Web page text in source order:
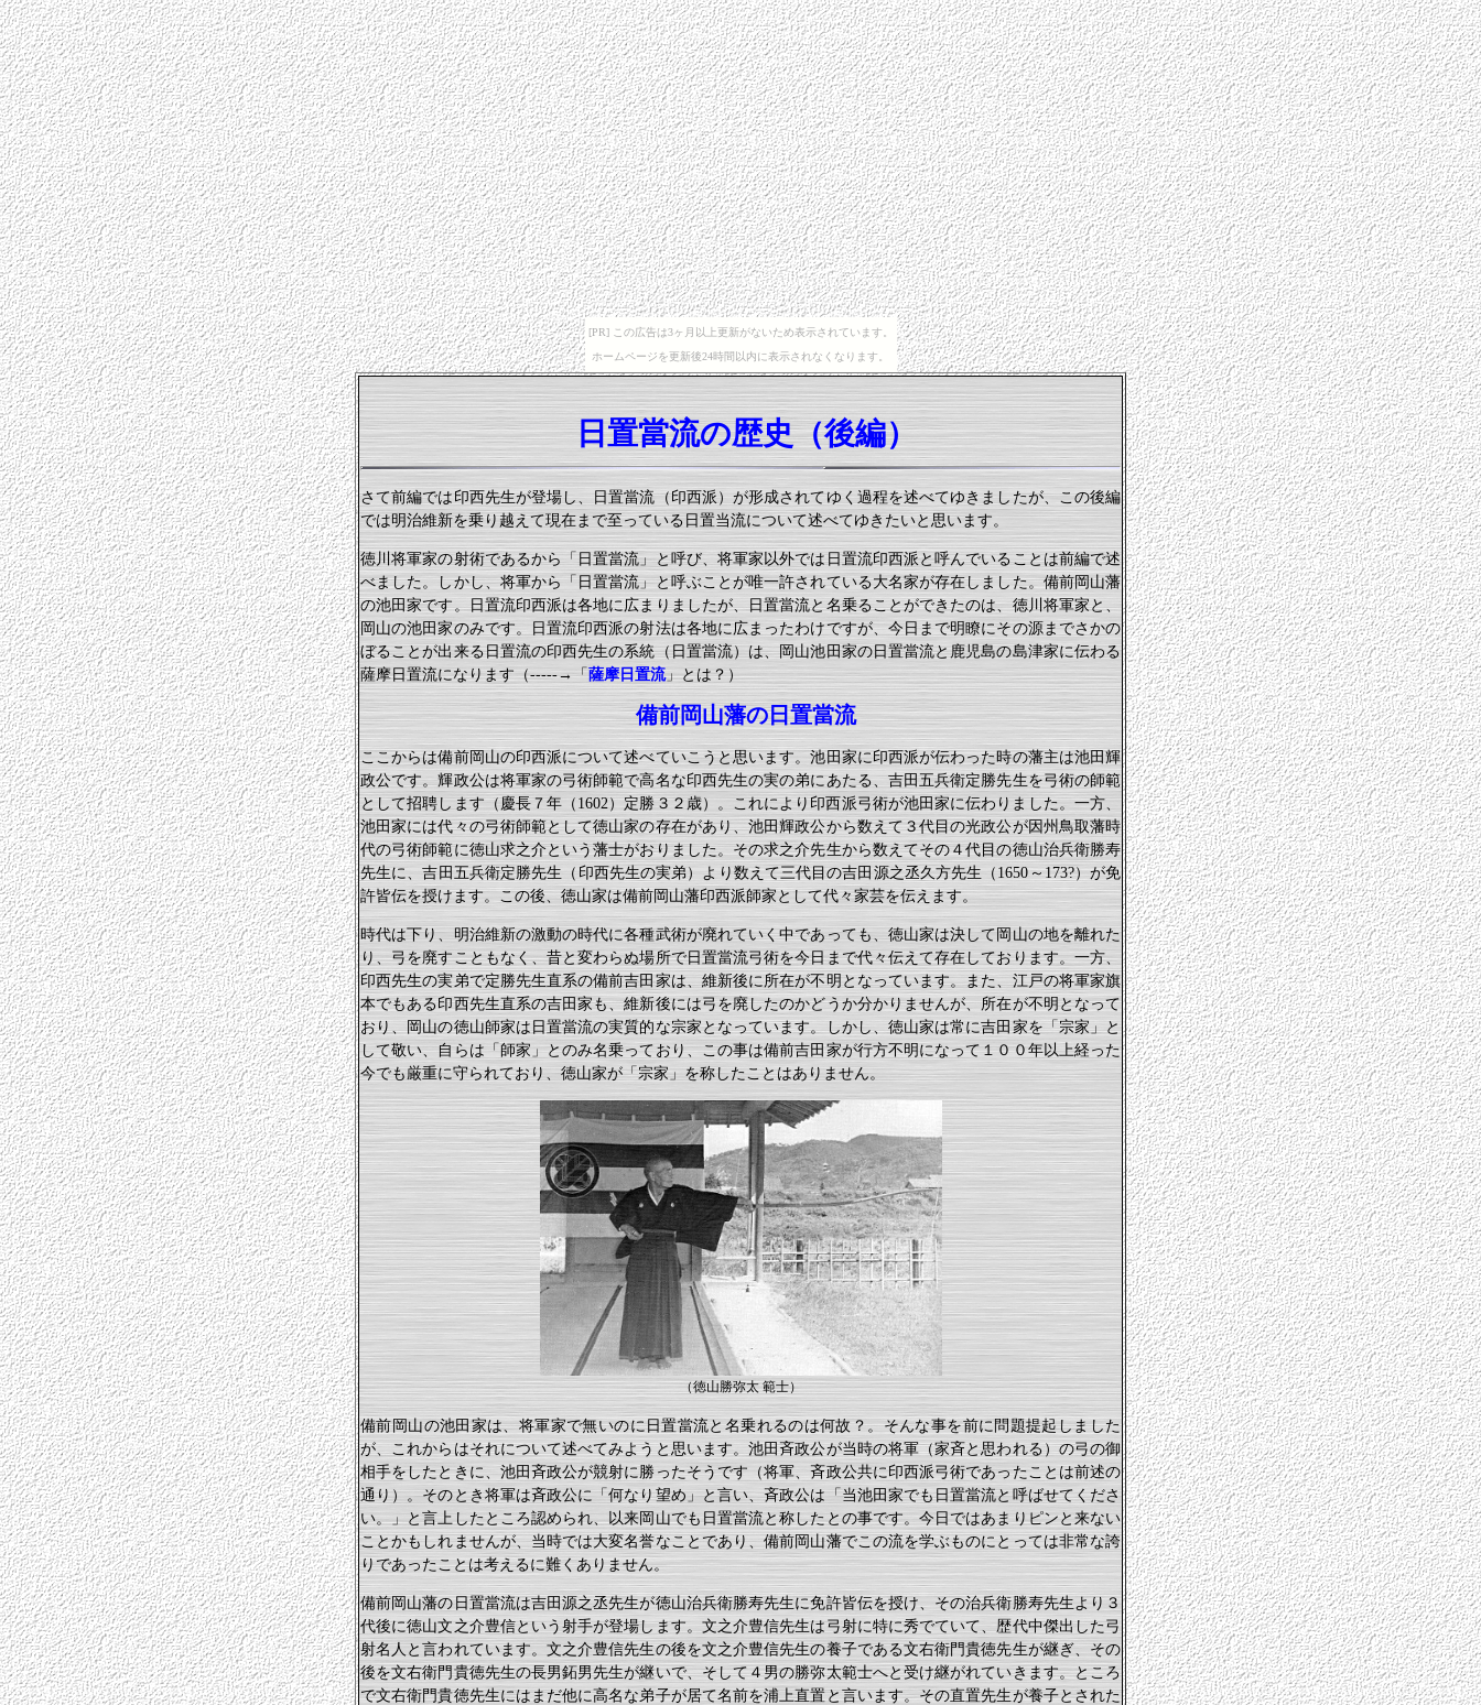
[PR] この広告は3ヶ月以上更新がないため表示されています。
ホームページを更新後24時間以内に表示されなくなります。
日置當流の歴史（後編）
さて前編では印西先生が登場し、日置當流（印西派）が形成されてゆく過程を述べてゆきましたが、この後編
では明治維新を乗り越えて現在まで至っている日置当流について述べてゆきたいと思います。
徳川将軍家の射術であるから「日置當流」と呼び、将軍家以外では日置流印西派と呼んでいることは前編で述
べました。しかし、将軍から「日置當流」と呼ぶことが唯一許されている大名家が存在しました。備前岡山藩
の池田家です。日置流印西派は各地に広まりましたが、日置當流と名乗ることができたのは、徳川将軍家と、
岡山の池田家のみです。日置流印西派の射法は各地に広まったわけですが、今日まで明瞭にその源までさかの
ぼることが出来る日置流の印西先生の系統（日置當流）は、岡山池田家の日置當流と鹿児島の島津家に伝わる
薩摩日置流になります（-----→「薩摩日置流」とは？）
備前岡山藩の日置當流
ここからは備前岡山の印西派について述べていこうと思います。池田家に印西派が伝わった時の藩主は池田輝
政公です。輝政公は将軍家の弓術師範で高名な印西先生の実の弟にあたる、吉田五兵衛定勝先生を弓術の師範
として招聘します（慶長７年（1602）定勝３２歳）。これにより印西派弓術が池田家に伝わりました。一方、
池田家には代々の弓術師範として徳山家の存在があり、池田輝政公から数えて３代目の光政公が因州鳥取藩時
代の弓術師範に徳山求之介という藩士がおりました。その求之介先生から数えてその４代目の徳山治兵衛勝寿
先生に、吉田五兵衛定勝先生（印西先生の実弟）より数えて三代目の吉田源之丞久方先生（1650～173?）が免
許皆伝を授けます。この後、徳山家は備前岡山藩印西派師家として代々家芸を伝えます。
時代は下り、明治維新の激動の時代に各種武術が廃れていく中であっても、徳山家は決して岡山の地を離れた
り、弓を廃すこともなく、昔と変わらぬ場所で日置當流弓術を今日まで代々伝えて存在しております。一方、
印西先生の実弟で定勝先生直系の備前吉田家は、維新後に所在が不明となっています。また、江戸の将軍家旗
本でもある印西先生直系の吉田家も、維新後には弓を廃したのかどうか分かりませんが、所在が不明となって
おり、岡山の徳山師家は日置當流の実質的な宗家となっています。しかし、徳山家は常に吉田家を「宗家」と
して敬い、自らは「師家」とのみ名乗っており、この事は備前吉田家が行方不明になって１００年以上経った
今でも厳重に守られており、徳山家が「宗家」を称したことはありません。
（徳山勝弥太 範士）
備前岡山の池田家は、将軍家で無いのに日置當流と名乗れるのは何故？。そんな事を前に問題提起しました
が、これからはそれについて述べてみようと思います。池田斉政公が当時の将軍（家斉と思われる）の弓の御
相手をしたときに、池田斉政公が競射に勝ったそうです（将軍、斉政公共に印西派弓術であったことは前述の
通り）。そのとき将軍は斉政公に「何なり望め」と言い、斉政公は「当池田家でも日置當流と呼ばせてくださ
い。」と言上したところ認められ、以来岡山でも日置當流と称したとの事です。今日ではあまりピンと来ない
ことかもしれませんが、当時では大変名誉なことであり、備前岡山藩でこの流を学ぶものにとっては非常な誇
りであったことは考えるに難くありません。
備前岡山藩の日置當流は吉田源之丞先生が徳山治兵衛勝寿先生に免許皆伝を授け、その治兵衛勝寿先生より３
代後に徳山文之介豊信という射手が登場します。文之介豊信先生は弓射に特に秀でていて、歴代中傑出した弓
射名人と言われています。文之介豊信先生の後を文之介豊信先生の養子である文右衛門貴徳先生が継ぎ、その
後を文右衛門貴徳先生の長男鉐男先生が継いで、そして４男の勝弥太範士へと受け継がれていきます。ところ
で文右衛門貴徳先生にはまだ他に高名な弟子が居て名前を浦上直置と言います。その直置先生が養子とされた